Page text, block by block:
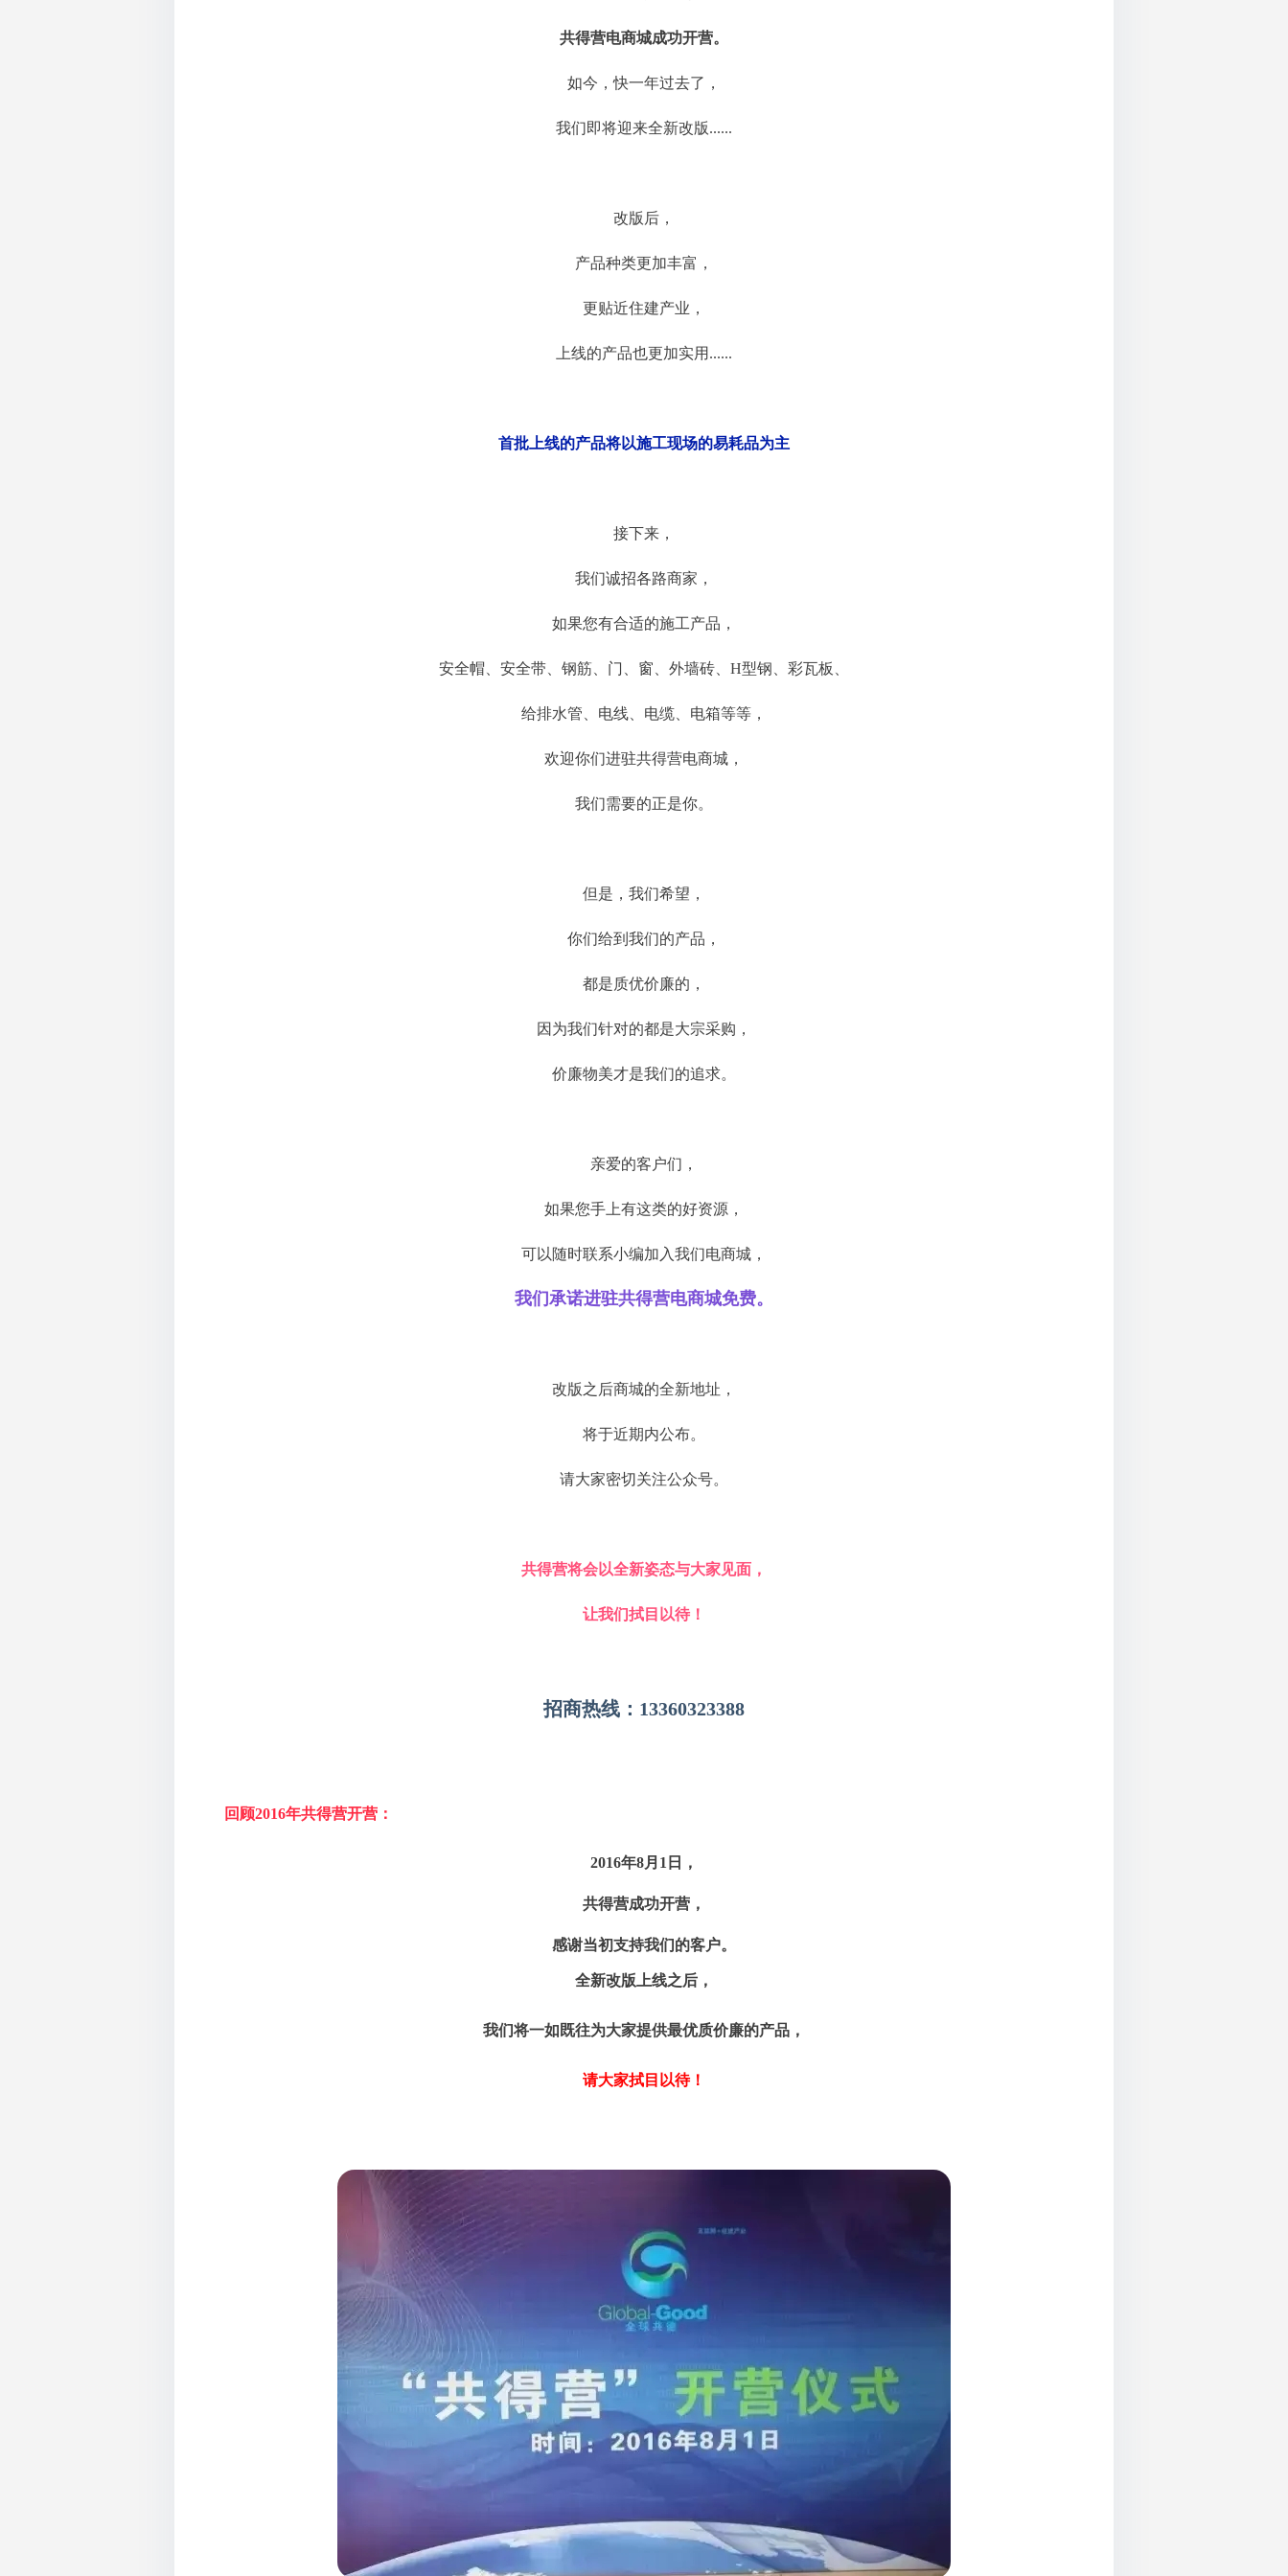
共得营电商城成功开营。
如今，快一年过去了，
我们即将迎来全新改版......
改版后，
产品种类更加丰富，
更贴近住建产业，
上线的产品也更加实用......
首批上线的产品将以施工现场的易耗品为主
接下来，
我们诚招各路商家，
如果您有合适的施工产品，
安全帽、安全带、钢筋、门、窗、外墙砖、H型钢、彩瓦板、
给排水管、电线、电缆、电箱等等，
欢迎你们进驻共得营电商城，
我们需要的正是你。
但是，我们希望，
你们给到我们的产品，
都是质优价廉的，
因为我们针对的都是大宗采购，
价廉物美才是我们的追求。
亲爱的客户们，
如果您手上有这类的好资源，
可以随时联系小编加入我们电商城，
我们承诺进驻共得营电商城免费。
改版之后商城的全新地址，
将于近期内公布。
请大家密切关注公众号。
共得营将会以全新姿态与大家见面，
让我们拭目以待！
招商热线：13360323388
回顾2016年共得营开营：
2016年8月1日，
共得营成功开营，
感谢当初支持我们的客户。
全新改版上线之后，
我们将一如既往为大家提供最优质价廉的产品，
请大家拭目以待！